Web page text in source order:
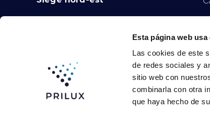
Esta página web usa
Las cookies de este
de redes sociales y
sitio web con
combinarla con otra
que haya hecho de
08791. Sant Llorenç d’Hortons.
Tél. : (+34) 93 719 23 29
marketing@prilux.es